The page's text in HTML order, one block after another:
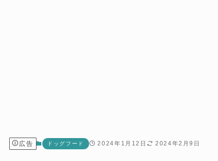
広告 ドッグフード 2024年1月12日 2024年2月9日